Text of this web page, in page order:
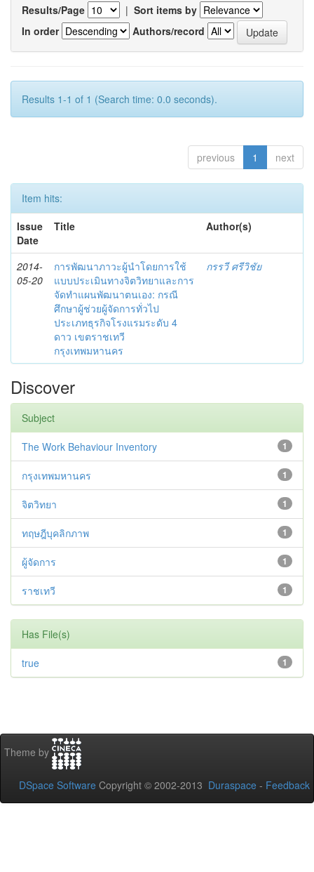
Results/Page | Sort items by
In order
Authors/record
Results 1-1 of 1 (Search time: 0.0 seconds).
previous 1 next
Item hits:
Issue
Date
Title Author(s)
2014-
05-20
การพัฒนาภาวะผู้นำโดยการใช้
แบบประเมินทางจิตวิทยาและการ
จัดทำแผนพัฒนาตนเอง: กรณี
ศึกษาผู้ช่วยผู้จัดการทั่วไป
ประเภทธุรกิจโรงแรมระดับ 4
ดาว เขตราชเทวี
กรุงเทพมหานคร
กรรวี ศรีวิชัย
Discover
Subject
1
The Work Behaviour Inventory
1
กรุงเทพมหานคร
1
จิตวิทยา
1
ทฤษฎีบุคลิกภาพ
1
ผู้จัดการ
1
ราชเทวี
Has File(s)
1
true
Theme by
DSpace Software Copyright © 2002-2013 Duraspace - Feedback